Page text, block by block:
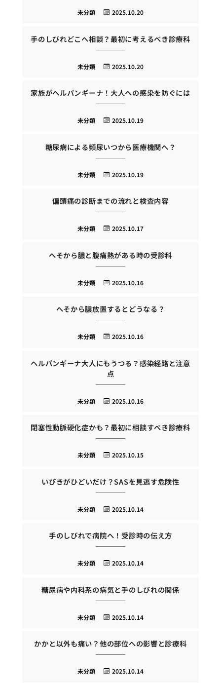
2025.10.20
未分類
手のしびれどこへ相談？最初に考えるべき診療科
2025.10.20
未分類
家族がヘルパンギーナ！大人への感染を防ぐには
2025.10.19
未分類
糖尿病による頻尿いつから医療機関へ？
2025.10.19
未分類
偏頭痛の診断までの流れと検査内容
2025.10.17
未分類
へそから膿と腹痛熱がある時の受診科
2025.10.16
未分類
へそから膿放置するとどうなる？
2025.10.16
未分類
ヘルパンギーナ大人にもうつる？感染経路と注意
点
2025.10.16
未分類
閉塞性動脈硬化症かも？最初に相談すべき診療科
2025.10.15
未分類
いびきがひどいだけ？SASを見逃す危険性
2025.10.14
未分類
手のしびれで病院へ！受診時の伝え方
2025.10.14
未分類
糖尿病や内科系の病気と手のしびれの関係
2025.10.14
未分類
かかと以外も痛い？他の部位への影響と診療科
2025.10.14
未分類